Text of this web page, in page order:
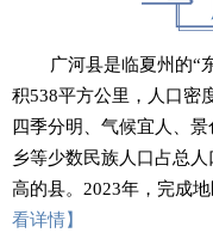
广河县是临夏州的“
积538平方公里，人口密
四季分明、气候宜人、
乡等少数民族人口占总
高的县。2023年，完成
看详情】